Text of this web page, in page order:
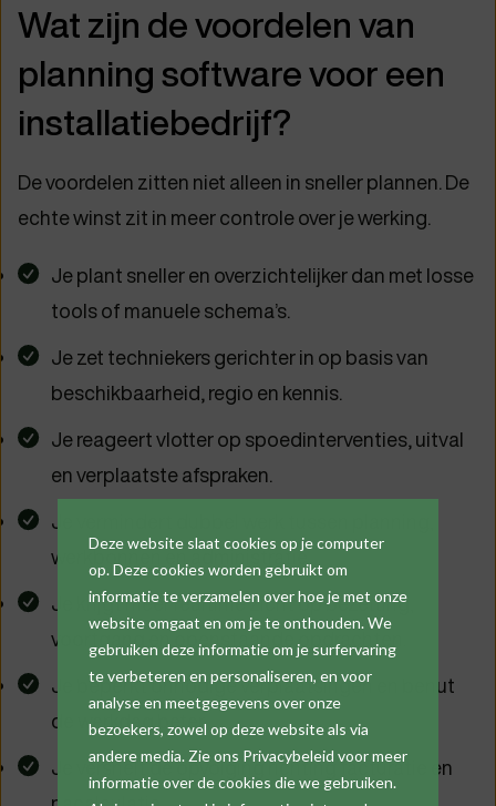
Deze website slaat cookies op je computer
op. Deze cookies worden gebruikt om
informatie te verzamelen over hoe je met onze
website omgaat en om je te onthouden. We
gebruiken deze informatie om je surfervaring
te verbeteren en personaliseren, en voor
analyse en meetgegevens over onze
bezoekers, zowel op deze website als via
andere media. Zie ons Privacybeleid voor meer
informatie over de cookies die we gebruiken.
Wat zijn de voordelen van
planning software voor een
installatiebedrijf?
De voordelen zitten niet alleen in sneller plannen. De
echte winst zit in meer controle over je werking.
Je plant sneller en overzichtelijker dan met losse
tools of manuele schema’s.
Je zet techniekers gerichter in op basis van
beschikbaarheid, regio en kennis.
Je reageert vlotter op spoedinterventies, uitval
en verplaatste afspraken.
Je vermindert dubbel werk tussen planning,
werkbonnen en administratie.
Je krijgt meer realtime zicht op bezetting,
voortgang en openstaande opdrachten.
Je beperkt onnodige verplaatsingen en benut
de werkdag beter.
Je versnelt de opvolging richting facturatie en